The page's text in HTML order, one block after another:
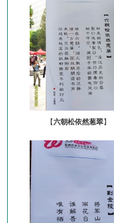
【六朝松依然葱翠】